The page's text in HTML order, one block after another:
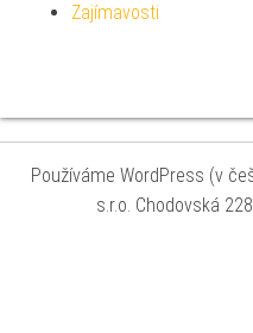
Zajímavosti
Používáme WordPress (v
s.r.o. Chodovská